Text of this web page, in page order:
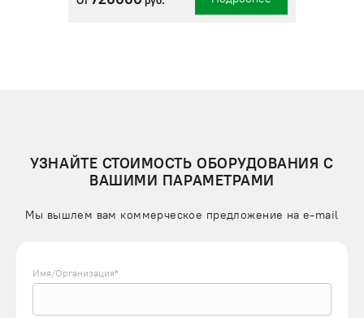
УЗНАЙТЕ СТОИМОСТЬ ОБОРУДОВАНИЯ С
ВАШИМИ ПАРАМЕТРАМИ
Мы вышлем вам коммерческое предложение на e-mail
Имя/Организация*